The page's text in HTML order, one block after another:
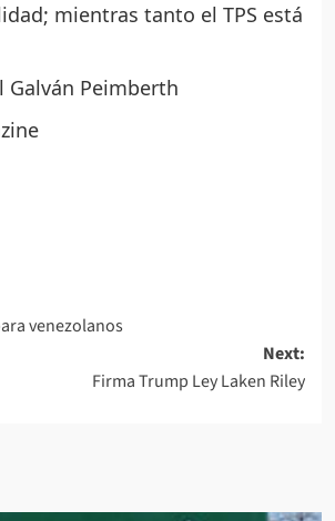
mientras tanto el TPS está
Galván Peimberth
venezolanos
Next:
Firma Trump Ley Laken Riley